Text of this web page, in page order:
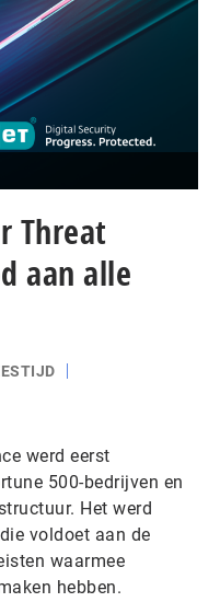
Threat
aan alle
werd eerst
500-bedrijven en
Het werd
voldoet aan de
waarmee
hebben.